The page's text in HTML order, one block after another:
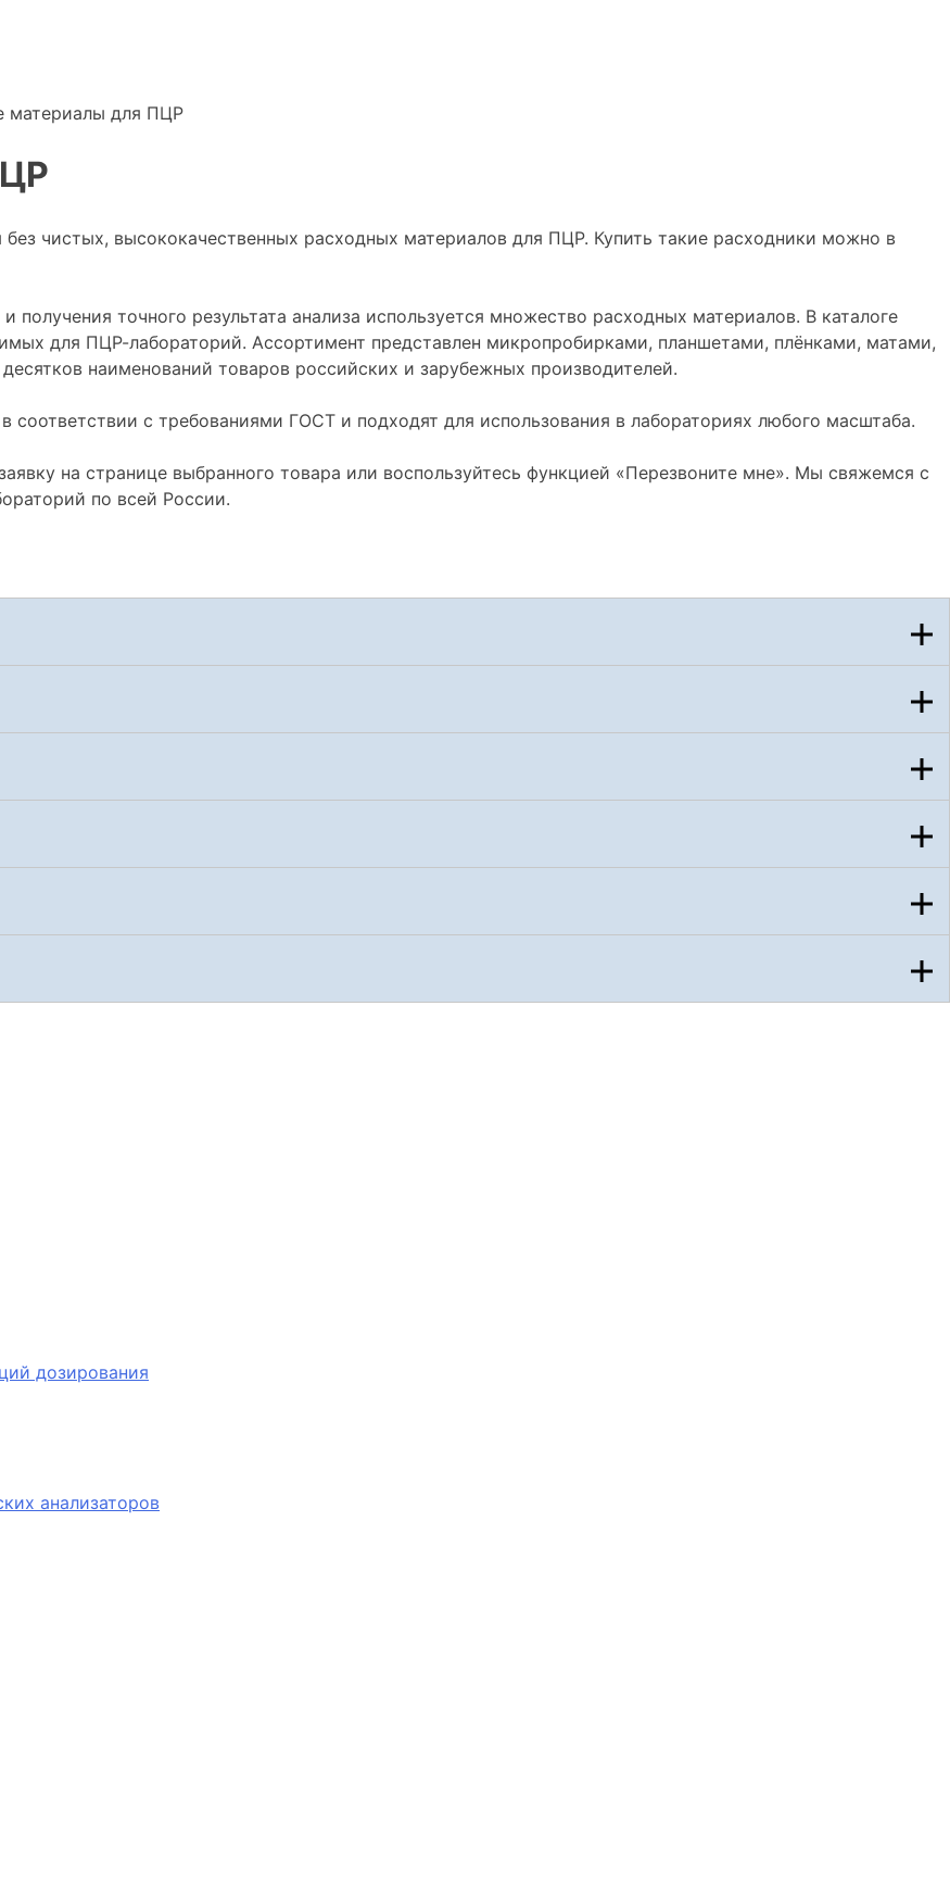
материалы для ПЦР
чистых, высококачественных расходных материалов для ПЦР. Купить такие расходники можно в
точного результата анализа используется множество расходных материалов. В каталоге
для ПЦР-лабораторий. Ассортимент представлен микропробирками, планшетами, плёнками, матами,
наименований товаров российских и зарубежных производителей.
с требованиями ГОСТ и подходят для использования в лабораториях любого масштаба.
на странице выбранного товара или воспользуйтесь функцией «Перезвоните мне». Мы свяжемся с
по всей России.
дозирования
анализаторов